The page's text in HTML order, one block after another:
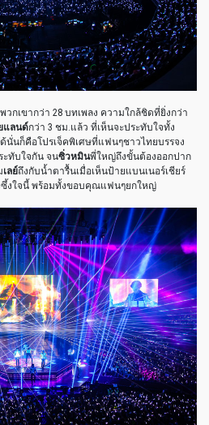
กเขากว่า 28 บทเพลง ความใกล้ชิดที่ยิ่งกว่า
แลนด์กว่า 3 ชม.แล้ว ที่เห็นจะประทับใจทั้ง
นั่นก็คือโปรเจ็คพิเศษที่แฟนๆชาวไทยบรรจง
ะทับใจกัน จนซิ่วหมินพี่ใหญ่ถึงขั้นต้องออกปาก
เลย์ถึงกับน้ำตารื้นเมื่อเห็นป้ายแบนเนอร์เชียร์
ซึ้งใจนี้ พร้อมทั้งขอบคุณแฟนๆยกใหญ่